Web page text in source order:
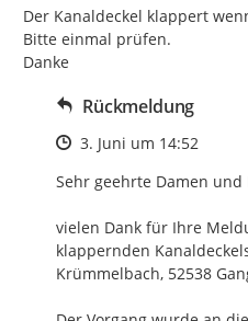
Der Kanaldeckel klappert
Bitte einmal prüfen.
Danke
Rückmeldung
Zeitpunkt des Erstellens
3. Juni um 14:52
Sehr geehrte Damen und
vielen Dank für Ihre
klappernden
Krümmelbach, 52538